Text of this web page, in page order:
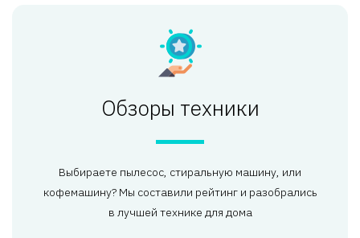
Обзоры техники
Выбираете пылесос, стиральную машину, или
кофемашину? Мы составили рейтинг и разобрались
в лучшей технике для дома